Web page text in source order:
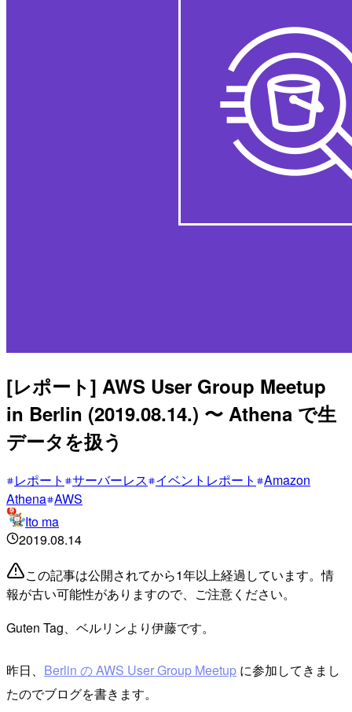
[レポート] AWS User Group Meetup
in Berlin (2019.08.14.) 〜 Athena で生
データを扱う
レポート サーバーレス イベントレポート
Amazon
Athena AWS
Ito ma
2019.08.14
この記事は公開されてから1年以上経過しています。情
報が古い可能性がありますので、ご注意ください。
Guten Tag、ベルリンより伊藤です。
昨日、 Berlin の AWS User Group Meetup に参加してきまし
たのでブログを書きます。